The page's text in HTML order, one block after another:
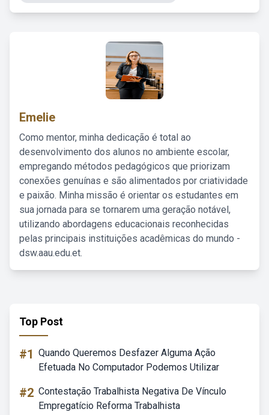
Emelie
Como mentor, minha dedicação é total ao
desenvolvimento dos alunos no ambiente escolar,
empregando métodos pedagógicos que priorizam
conexões genuínas e são alimentados por criatividade
e paixão. Minha missão é orientar os estudantes em
sua jornada para se tornarem uma geração notável,
utilizando abordagens educacionais reconhecidas
pelas principais instituições acadêmicas do mundo -
dsw.aau.edu.et.
Top Post
#1 Quando Queremos Desfazer Alguma Ação
Efetuada No Computador Podemos Utilizar
#2 Contestação Trabalhista Negativa De Vínculo
Empregatício Reforma Trabalhista